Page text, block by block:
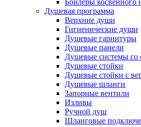
Бойлеры косвенного
Душевая программа
Верхние души
Гигиенические души
Душевые гарнитуры
Душевые панели
Душевые системы со
Душевые стойки
Душевые стойки с
Душевые шланги
Запорные вентили
Изливы
Ручной душ
Шланговые